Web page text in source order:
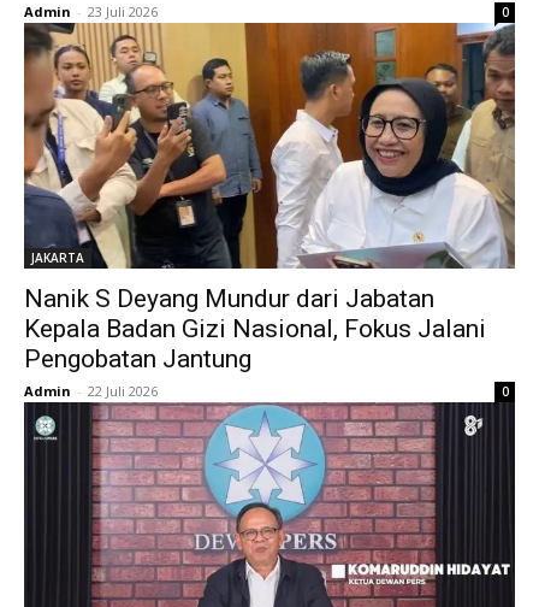
Admin - 23 Juli 2026 0
JAKARTA
Nanik S Deyang Mundur dari Jabatan
Kepala Badan Gizi Nasional, Fokus Jalani
Pengobatan Jantung
Admin - 22 Juli 2026 0